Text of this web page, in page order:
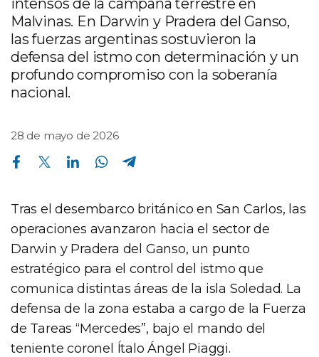
intensos de la campaña terrestre en
Malvinas. En Darwin y Pradera del Ganso,
las fuerzas argentinas sostuvieron la
defensa del istmo con determinación y un
profundo compromiso con la soberanía
nacional.
28 de mayo de 2026
Compartir en Facebook Compartir en Twitter Compartir en Linkedin Compartir en Whatsapp
Tras el desembarco británico en San Carlos, las
operaciones avanzaron hacia el sector de
Darwin y Pradera del Ganso, un punto
estratégico para el control del istmo que
comunica distintas áreas de la isla Soledad. La
defensa de la zona estaba a cargo de la Fuerza
de Tareas “Mercedes”, bajo el mando del
teniente coronel Ítalo Ángel Piaggi.